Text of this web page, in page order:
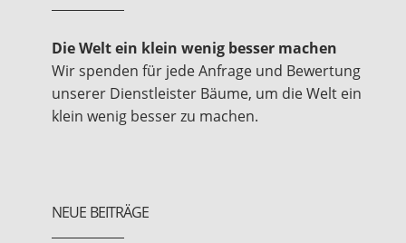
Die Welt ein klein wenig besser machen
Wir spenden für jede Anfrage und Bewertung
unserer Dienstleister Bäume, um die Welt ein
klein wenig besser zu machen.
NEUE BEITRÄGE